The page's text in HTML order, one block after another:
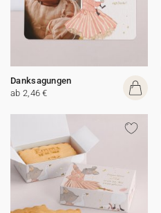
Danksagungen
ab 2,46 €